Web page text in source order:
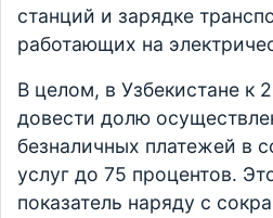
станций и зарядке
работающих на
В целом, в Узбекистане к
довести долю
безналичных платежей в
услуг до 75 процентов.
показатель наряду с